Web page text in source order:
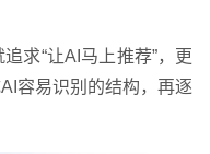
求“让AI马上推荐”，更
容易识别的结构，再逐